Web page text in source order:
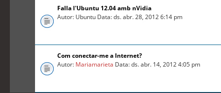
Falla l'Ubuntu 12.04 amb nVidia
Autor: Ubuntu Data: ds. abr. 28, 2012 6:14 pm
Com conectar-me a Internet?
Autor: Mariamarieta Data: ds. abr. 14, 2012 4:05 pm